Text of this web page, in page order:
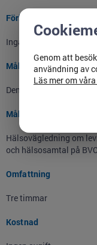
Förkunskaper
Inga förkunskaper krävs
Målgrupp
Denna kurs riktar sig till
Mål
Hälsovägledning om
och hälsosamtal på BVC
Omfattning
Tre timmar
Kostnad
Genom att
användning av
Läs mer om